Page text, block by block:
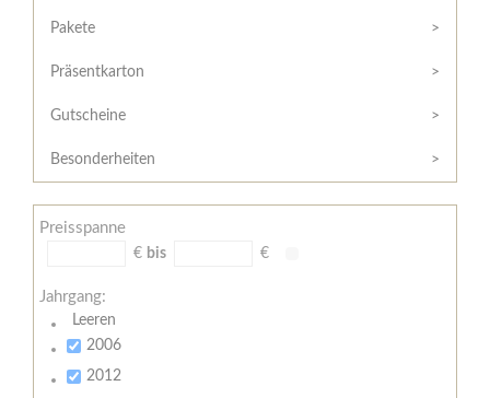
/
Widerrufsformular
AGB
Zahlungsbedingungen
Meine
Pakete
Präsentkarton
Gutscheine
Besonderheiten
Preisspanne
€ bis €
Jahrgang:
Leeren
2006
2012